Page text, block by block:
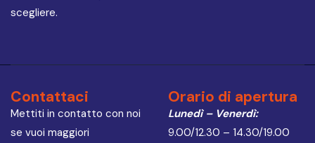
scegliere.
Contattaci
Mettiti in contatto con noi
se vuoi maggiori
Orario di apertura
Lunedì – Venerdì:
9.00/12.30 – 14.30/19.00